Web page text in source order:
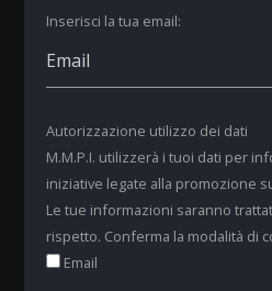
Inserisci la tua email:
Autorizzazione utilizzo dei dati
M.M.P.I. utilizzerà i tuoi dati per
iniziative legate alla promozione
Le tue informazioni saranno
rispetto. Conferma la modalità di
Email